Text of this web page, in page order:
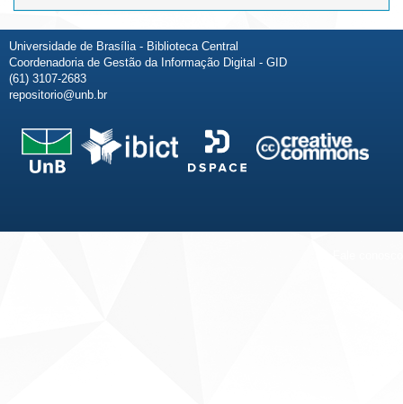
Universidade de Brasília - Biblioteca Central
Coordenadoria de Gestão da Informação Digital - GID
(61) 3107-2683
repositorio@unb.br